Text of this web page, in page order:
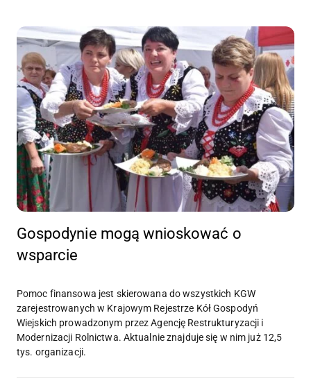
Gospodynie mogą wnioskować o
wsparcie
Pomoc finansowa jest skierowana do wszystkich KGW
zarejestrowanych w Krajowym Rejestrze Kół Gospodyń
Wiejskich prowadzonym przez Agencję Restrukturyzacji i
Modernizacji Rolnictwa. Aktualnie znajduje się w nim już 12,5
tys. organizacji.